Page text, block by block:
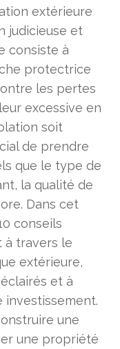
extérieure
judicieuse et
consiste à
protectrice
les pertes
excessive en
soit
de prendre
que le type de
la qualité de
Dans cet
conseils
à travers le
extérieure,
et à
investissement.
une
une propriété